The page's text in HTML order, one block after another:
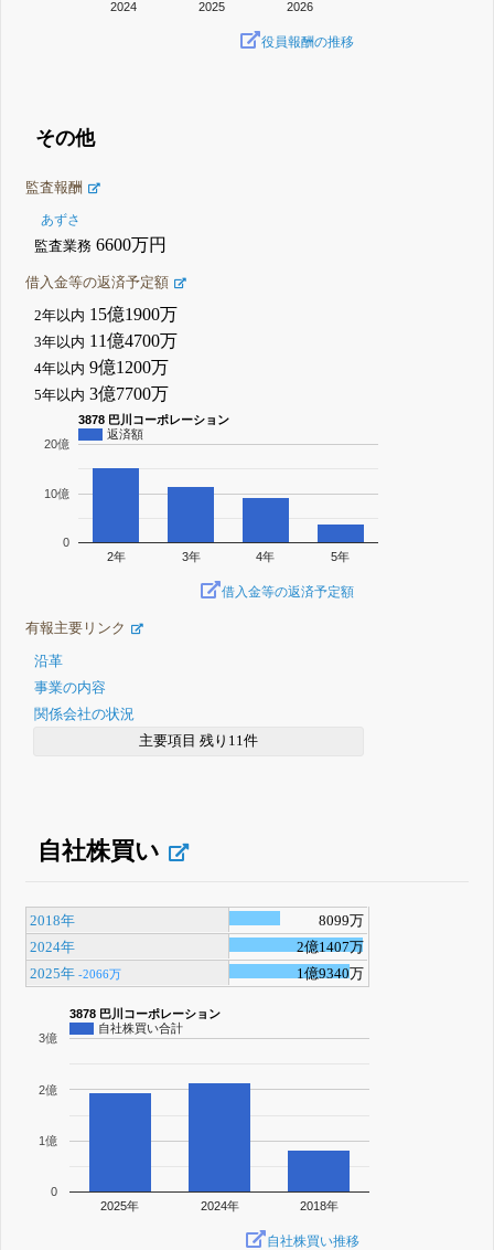
2024 2025 2026
役員報酬の推移
その他
監査報酬
あずさ
監査業務 6600万円
借入金等の返済予定額
2年以内 15億1900万
3年以内 11億4700万
4年以内 9億1200万
5年以内 3億7700万
3878 巴川コーポレーション
返済額
2年 3年 4年 5年
0
10億
20億
借入金等の返済予定額
有報主要リンク
沿革
事業の内容
関係会社の状況
主要項目 残り11件
自社株買い
2018年
8099万
2024年
2億1407万
2025年 -2066万 1億9340万
3878 巴川コーポレーション
自社株買い合計
2025年 2024年 2018年
0
1億
2億
3億
自社株買い推移